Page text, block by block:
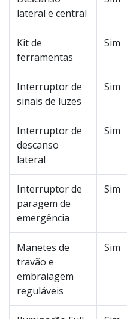
lateral e central
Kit de
ferramentas
Sim
Interruptor de
sinais de luzes
Sim
Interruptor de
descanso
lateral
Sim
Interruptor de
paragem de
emergência
Sim
Manetes de
travão e
embraiagem
reguláveis
Sim